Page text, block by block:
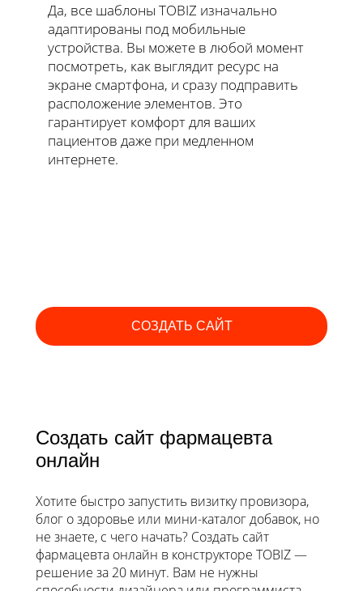
Да, все шаблоны TOBIZ изначально
адаптированы под мобильные
устройства. Вы можете в любой момент
посмотреть, как выглядит ресурс на
экране смартфона, и сразу подправить
расположение элементов. Это
гарантирует комфорт для ваших
пациентов даже при медленном
интернете.
СОЗДАТЬ САЙТ
Создать сайт фармацевта
онлайн
Хотите быстро запустить визитку провизора,
блог о здоровье или мини-каталог добавок, но
не знаете, с чего начать? Создать сайт
фармацевта онлайн в конструкторе TOBIZ —
решение за 20 минут. Вам не нужны